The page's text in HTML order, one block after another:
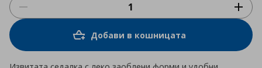
Добави в кошницата